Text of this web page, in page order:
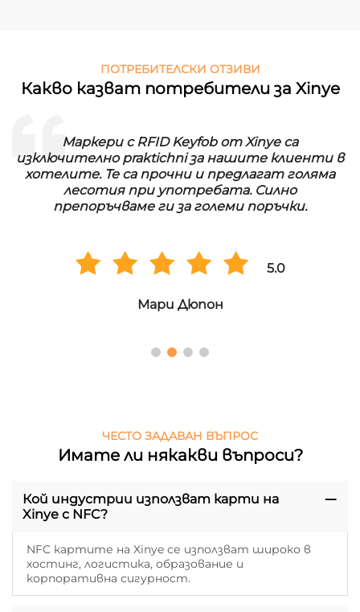
ПОТРЕБИТЕЛСКИ ОТЗИВИ
Какво казват потребители за Xinye
с RFID Keyfob от Xinye са
praktichni за нашите клиенти в
Те са прочни и предлагат голяма
при употребата. Силно
ги за големи поръчки.
5.0
RFID
нашата
имат дълг
ЧЕСТО ЗАДАВАН ВЪПРОС
Имате ли някакви въпроси?
Кой индустрии използват карти на
Xinye с NFC?
NFC картите на Xinye се използват широко в
хостинг, логистика, образование и
корпоративна сигурност.